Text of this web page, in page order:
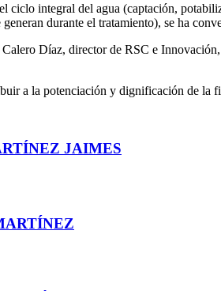
integral del agua (captación,
durante el tratamiento), se ha
Díaz, director de RSC e
a la potenciación y dignificación de la
JAIMES